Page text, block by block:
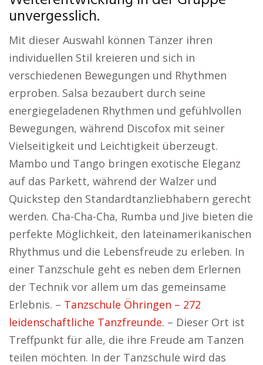
unvergesslich.
Mit dieser Auswahl können Tänzer ihren
individuellen Stil kreieren und sich in
verschiedenen Bewegungen und Rhythmen
erproben. Salsa bezaubert durch seine
energiegeladenen Rhythmen und gefühlvollen
Bewegungen, während Discofox mit seiner
Vielseitigkeit und Leichtigkeit überzeugt.
Mambo und Tango bringen exotische Eleganz
auf das Parkett, während der Walzer und
Quickstep den Standardtanzliebhabern gerecht
werden. Cha-Cha-Cha, Rumba und Jive bieten die
perfekte Möglichkeit, den lateinamerikanischen
Rhythmus und die Lebensfreude zu erleben. In
einer Tanzschule geht es neben dem Erlernen
der Technik vor allem um das gemeinsame
Erlebnis. – Tanzschule Öhringen – 272
leidenschaftliche Tanzfreunde. – Dieser Ort ist
Treffpunkt für alle, die ihre Freude am Tanzen
teilen möchten. In der Tanzschule wird das